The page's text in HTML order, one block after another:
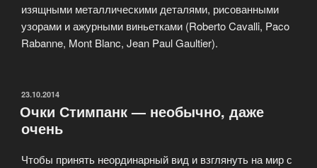
изящными металлическими деталями, рисованными
узорами и ажурными виньетками (Roberto Cavalli, Paco
Rabanne, Mont Blanc, Jean Paul Gaultier).
ОПУБЛИКОВАНО
23.10.2014
Очки Стимпанк — необычно, даже
очень
Чтобы принять неординарный вид и взглянуть на мир с